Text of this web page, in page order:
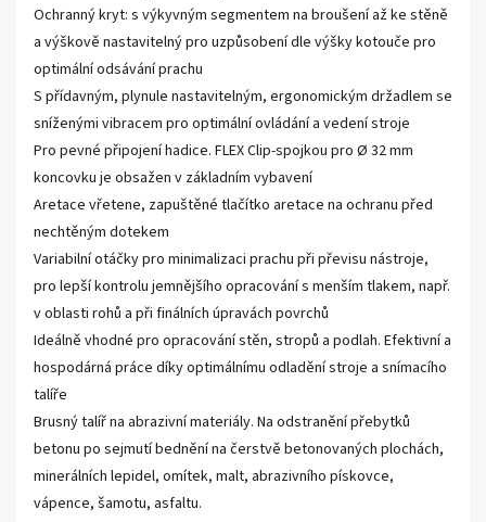
Ochranný kryt: s výkyvným segmentem na broušení až ke stěně
a výškově nastavitelný pro uzpůsobení dle výšky kotouče pro
optimální odsávání prachu
S přídavným, plynule nastavitelným, ergonomickým držadlem se
sníženými vibracem pro optimální ovládání a vedení stroje
Pro pevné připojení hadice. FLEX Clip-spojkou pro Ø 32 mm
koncovku je obsažen v základním vybavení
Aretace vřetene, zapuštěné tlačítko aretace na ochranu před
nechtěným dotekem
Variabilní otáčky pro minimalizaci prachu při převisu nástroje,
pro lepší kontrolu jemnějšího opracování s menším tlakem, např.
v oblasti rohů a při finálních úpravách povrchů
Ideálně vhodné pro opracování stěn, stropů a podlah. Efektivní a
hospodárná práce díky optimálnímu odladění stroje a snímacího
talíře
Brusný talíř na abrazivní materiály. Na odstranění přebytků
betonu po sejmutí bednění na čerstvě betonovaných plochách,
minerálních lepidel, omítek, malt, abrazivního pískovce,
vápence, šamotu, asfaltu.